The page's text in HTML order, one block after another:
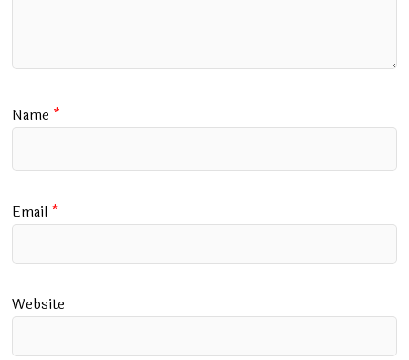
Name *
Email *
Website